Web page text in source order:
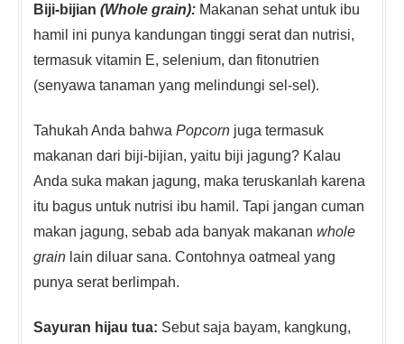
Biji-bijian (Whole grain): Makanan sehat untuk ibu
hamil ini punya kandungan tinggi serat dan nutrisi,
termasuk vitamin E, selenium, dan fitonutrien
(senyawa tanaman yang melindungi sel-sel).
Tahukah Anda bahwa Popcorn juga termasuk
makanan dari biji-bijian, yaitu biji jagung? Kalau
Anda suka makan jagung, maka teruskanlah karena
itu bagus untuk nutrisi ibu hamil. Tapi jangan cuman
makan jagung, sebab ada banyak makanan whole
grain lain diluar sana. Contohnya oatmeal yang
punya serat berlimpah.
Sayuran hijau tua: Sebut saja bayam, kangkung,